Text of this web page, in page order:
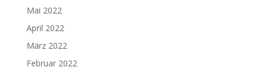
Mai 2022
April 2022
März 2022
Februar 2022